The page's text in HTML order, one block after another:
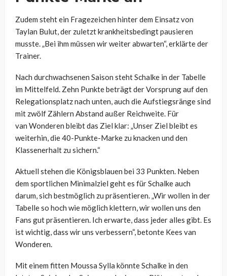
Zudem steht ein Fragezeichen hinter dem Einsatz von
Taylan Bulut, der zuletzt krankheitsbedingt pausieren
musste. „Bei ihm müssen wir weiter abwarten“, erklärte der
Trainer.
Nach durchwachsenen Saison steht Schalke in der Tabelle
im Mittelfeld. Zehn Punkte beträgt der Vorsprung auf den
Relegationsplatz nach unten, auch die Aufstiegsränge sind
mit zwölf Zählern Abstand außer Reichweite. Für
van Wonderen bleibt das Ziel klar: „Unser Ziel bleibt es
weiterhin, die 40-Punkte-Marke zu knacken und den
Klassenerhalt zu sichern.“
Aktuell stehen die Königsblauen bei 33 Punkten. Neben
dem sportlichen Minimalziel geht es für Schalke auch
darum, sich bestmöglich zu präsentieren. „Wir wollen in der
Tabelle so hoch wie möglich klettern, wir wollen uns den
Fans gut präsentieren. Ich erwarte, dass jeder alles gibt. Es
ist wichtig, dass wir uns verbessern“, betonte Kees van
Wonderen.
Mit einem fitten Moussa Sylla könnte Schalke in den